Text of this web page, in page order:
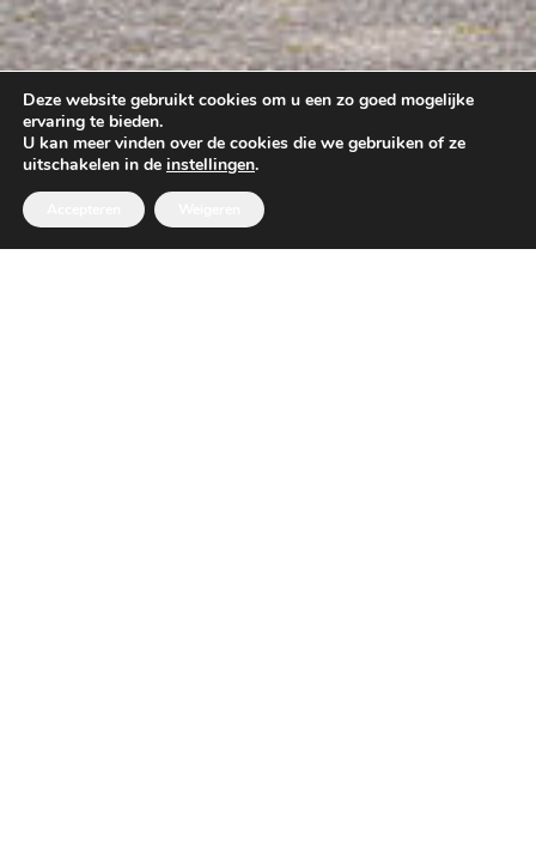
Deze website gebruikt cookies om u een zo goed mogelijke
ervaring te bieden.
U kan meer vinden over de cookies die we gebruiken of ze
uitschakelen in de instellingen.